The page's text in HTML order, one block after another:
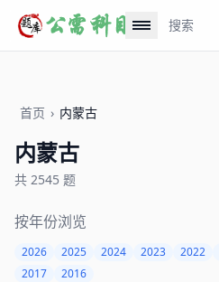
搜索
首页 › 内蒙古
内蒙古
共 2545 题
按年份浏览
2026 2025 2024 2023 2022
2017
2016